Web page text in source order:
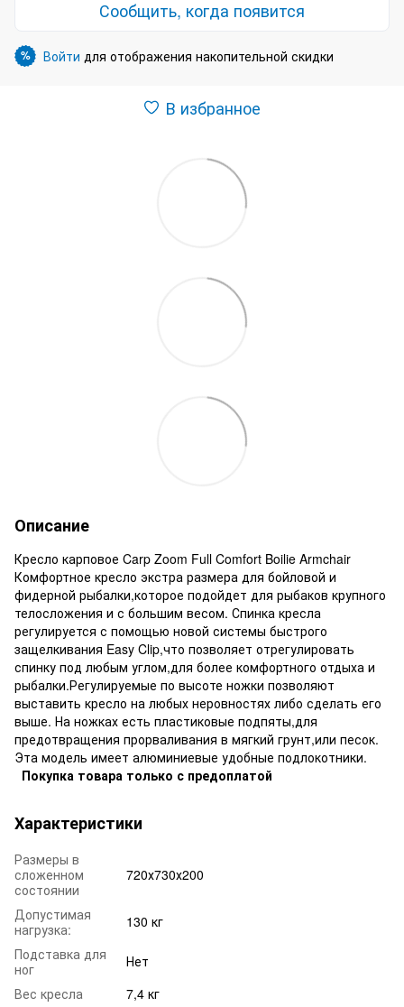
Сообщить, когда появится
% Войти для отображения накопительной скидки
В избранное
Описание
Кресло карповое Carp Zoom Full Comfort Boilie Armchair
Комфортное кресло экстра размера для бойловой и
фидерной рыбалки,которое подойдет для рыбаков крупного
телосложения и с большим весом. Спинка кресла
регулируется с помощью новой системы быстрого
защелкивания Easy Clip,что позволяет отрегулировать
спинку под любым углом,для более комфортного отдыха и
рыбалки.Регулируемые по высоте ножки позволяют
выставить кресло на любых неровностях либо сделать его
выше. На ножках есть пластиковые подпяты,для
предотвращения прорваливания в мягкий грунт,или песок.
Эта модель имеет алюминиевые удобные подлокотники.
Покупка товара только с предоплатой
Характеристики
Размеры в
сложенном
состоянии
720х730х200
Допустимая
нагрузка:
130 кг
Подставка для
ног
Нет
Вес кресла
7,4 кг